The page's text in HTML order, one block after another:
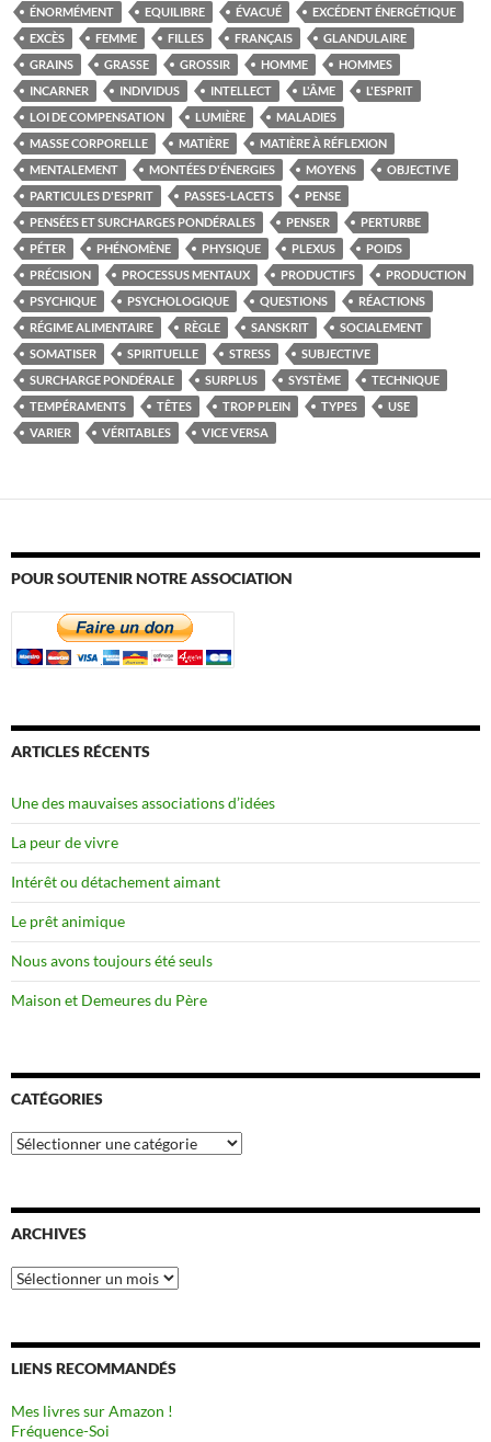
ÉNORMÉMENT
EQUILIBRE ÉVACUÉ
EXCÉDENT ÉNERGÉTIQUE
EXCÈS
FEMME FILLES FRANÇAIS
GLANDULAIRE
GRAINS
GRASSE GROSSIR HOMME
HOMMES
INCARNER
INDIVIDUS INTELLECT L'ÂME
L'ESPRIT
LOI DE COMPENSATION
LUMIÈRE
MALADIES
MASSE CORPORELLE
MATIÈRE
MATIÈRE À RÉFLEXION
MENTALEMENT
MONTÉES D'ÉNERGIES MOYENS
OBJECTIVE
PARTICULES D'ESPRIT
PASSES-LACETS
PENSE
PENSÉES ET SURCHARGES PONDÉRALES
PENSER
PERTURBE
PÉTER
PHÉNOMÈNE PHYSIQUE PLEXUS
POIDS
PRÉCISION
PROCESSUS MENTAUX PRODUCTIFS
PRODUCTION
PSYCHIQUE
PSYCHOLOGIQUE QUESTIONS
RÉACTIONS
RÉGIME ALIMENTAIRE
RÈGLE SANSKRIT
SOCIALEMENT
SOMATISER
SPIRITUELLE STRESS
SUBJECTIVE
SURCHARGE PONDÉRALE
SURPLUS SYSTÈME
TECHNIQUE
TEMPÉRAMENTS
TÊTES TROP PLEIN TYPES
USE
VARIER
VÉRITABLES VICE VERSA
POUR SOUTENIR NOTRE ASSOCIATION
ARTICLES RÉCENTS
Une des mauvaises associations d’idées
La peur de vivre
Intérêt ou détachement aimant
Le prêt animique
Nous avons toujours été seuls
Maison et Demeures du Père
CATÉGORIES
Catégories
ARCHIVES
Archives
LIENS RECOMMANDÉS
Mes livres sur Amazon !
Fréquence-Soi